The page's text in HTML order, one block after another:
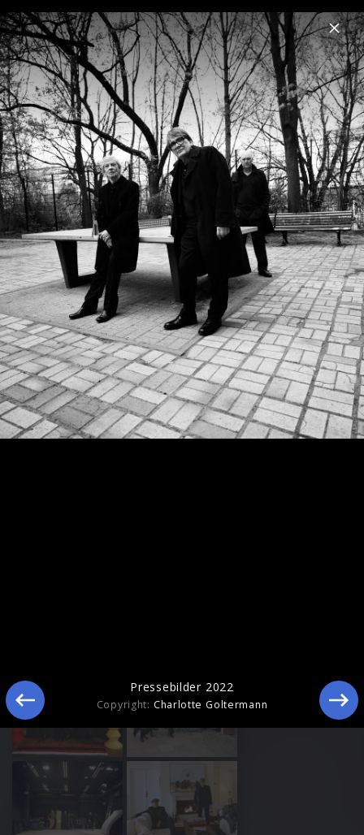
Menu
Regener Pappik Busch
Home News Musik Videos Fotos Biografie
Pressebilder 2025
Pressebilder 2022
Copyright: Charlotte Goltermann